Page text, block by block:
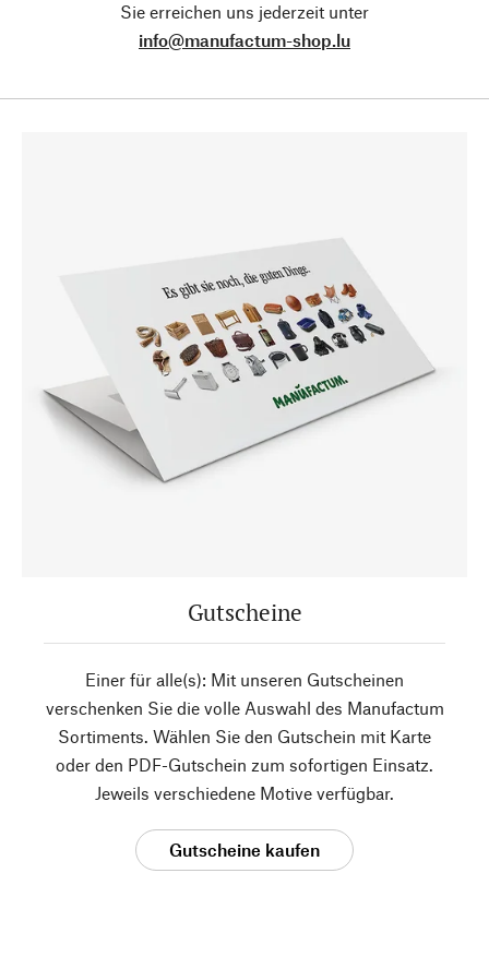
Sie erreichen uns jederzeit unter
info@manufactum-shop.lu
Gutscheine
Einer für alle(s): Mit unseren Gutscheinen
verschenken Sie die volle Auswahl des Manufactum
Sortiments. Wählen Sie den Gutschein mit Karte
oder den PDF-Gutschein zum sofortigen Einsatz.
Jeweils verschiedene Motive verfügbar.
Gutscheine kaufen